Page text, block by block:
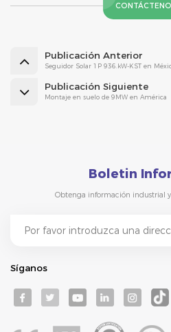
Publicación Anterior
Seguidor Solar 1P 936.kW-KST en
Publicación Siguiente
Montaje en suelo de 9MW en América
Boletin
Obtenga información industrial
Síganos